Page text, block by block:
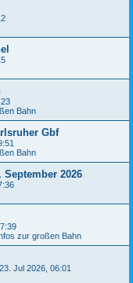
Bahn
Gbf
Bahn
2026
zur großen Bahn
Jul 2026, 06:01